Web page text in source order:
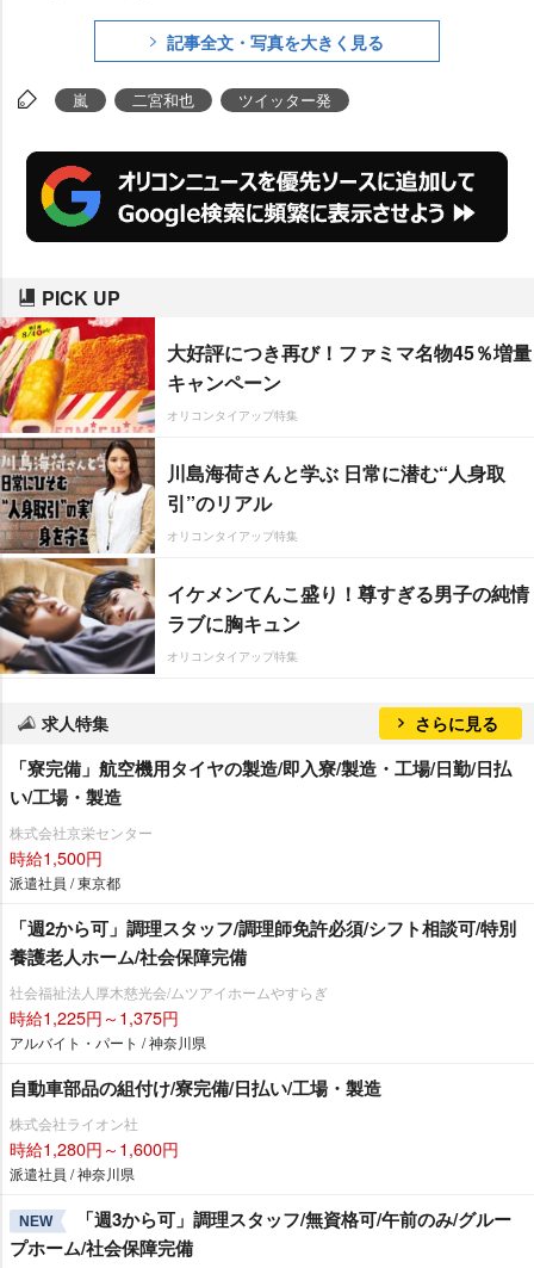
記事全文・写真を大きく見る
嵐 二宮和也 ツイッター発
PICK UP
大好評につき再び！ファミマ名物45％増量
キャンペーン
オリコンタイアップ特集
川島海荷さんと学ぶ 日常に潜む“人身取
引”のリアル
オリコンタイアップ特集
イケメンてんこ盛り！尊すぎる男子の純情
ラブに胸キュン
オリコンタイアップ特集
求人特集 さらに見る
「寮完備」航空機用タイヤの製造/即入寮/製造・工場/日勤/日払
い/工場・製造
株式会社京栄センター
時給1,500円
派遣社員 / 東京都
「週2から可」調理スタッフ/調理師免許必須/シフト相談可/特別
養護老人ホーム/社会保障完備
社会福祉法人厚木慈光会/ムツアイホームやすらぎ
時給1,225円～1,375円
アルバイト・パート / 神奈川県
自動車部品の組付け/寮完備/日払い/工場・製造
株式会社ライオン社
時給1,280円～1,600円
派遣社員 / 神奈川県
NEW
「週3から可」調理スタッフ/無資格可/午前のみ/グルー
プホーム/社会保障完備